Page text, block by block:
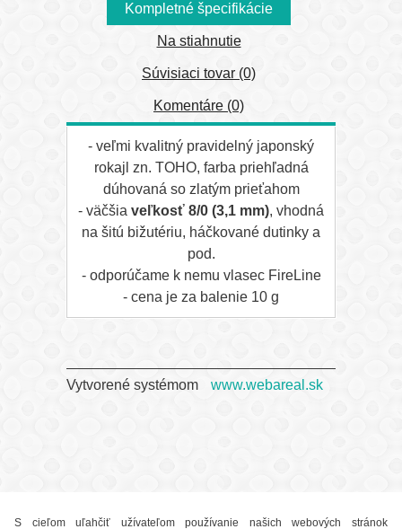
S cieľom uľahčiť užívateľom používanie našich webových stránok
Kompletné špecifikácie
Na stiahnutie
Súvisiaci tovar (0)
Komentáre (0)
- veľmi kvalitný pravidelný japonský
rokajl zn. TOHO, farba priehľadná
dúhovaná so zlatým prieťahom
- väčšia veľkosť 8/0 (3,1 mm), vhodná
na šitú bižutériu, háčkované dutinky a
pod.
- odporúčame k nemu vlasec FireLine
- cena je za balenie 10 g
Vytvorené systémom www.webareal.sk